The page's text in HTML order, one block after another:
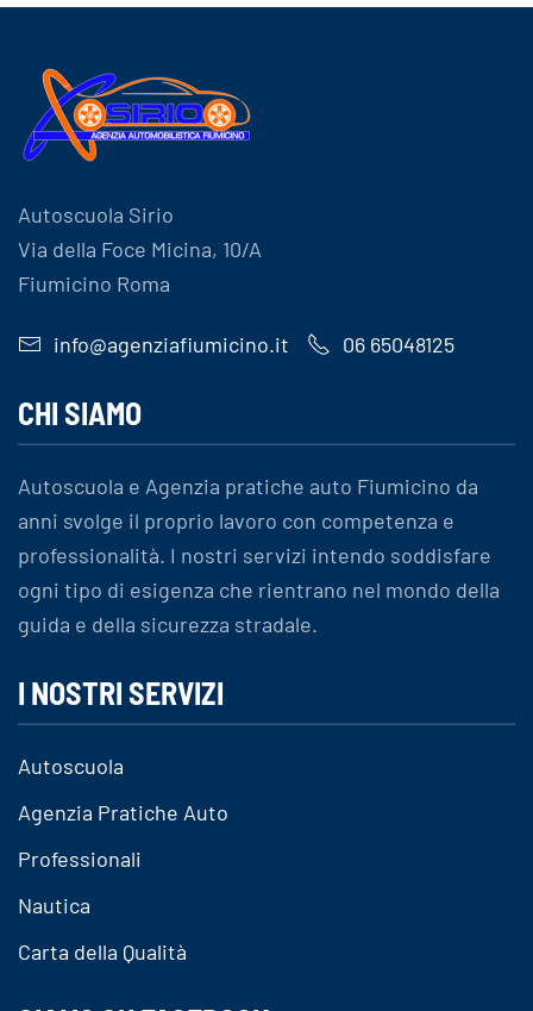
Autoscuola Sirio
Via della Foce Micina, 10/A
Fiumicino Roma
info@agenziafiumicino.it 06 65048125
CHI SIAMO
Autoscuola e Agenzia pratiche auto Fiumicino da
anni svolge il proprio lavoro con competenza e
professionalità. I nostri servizi intendo soddisfare
ogni tipo di esigenza che rientrano nel mondo della
guida e della sicurezza stradale.
I NOSTRI SERVIZI
Autoscuola
Agenzia Pratiche Auto
Professionali
Nautica
Carta della Qualità